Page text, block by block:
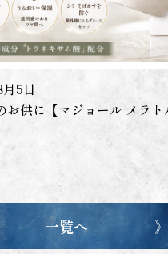
5日
お供に【マジョール メラト
一覧へ